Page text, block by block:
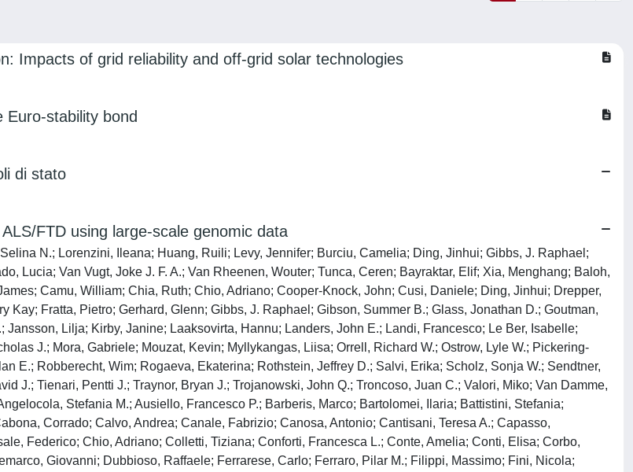
Impacts of grid reliability and off-grid solar technologies
stability bond
di stato
FTD using large-scale genomic data
N.; Lorenzini, Ileana; Huang, Ruili; Levy, Jennifer; Burciu, Camelia; Ding, Jinhui; Gibbs, J. Raphael;
Lucia; Van Vugt, Joke J. F. A.; Van Rheenen, Wouter; Tunca, Ceren; Bayraktar, Elif; Xia, Menghang; Baloh,
Camu, William; Chia, Ruth; Chio, Adriano; Cooper-Knock, John; Cusi, Daniele; Ding, Jinhui; Drepper,
Kay; Fratta, Pietro; Gerhard, Glenn; Gibbs, J. Raphael; Gibson, Summer B.; Glass, Jonathan D.; Goutman,
Lilja; Kirby, Janine; Laaksovirta, Hannu; Landers, John E.; Landi, Francesco; Le Ber, Isabelle;
J.; Mora, Gabriele; Mouzat, Kevin; Myllykangas, Liisa; Orrell, Richard W.; Ostrow, Lyle W.; Pickering-
E.; Robberecht, Wim; Rogaeva, Ekaterina; Rothstein, Jeffrey D.; Salvi, Erika; Scholz, Sonja W.; Sendtner,
J.; Tienari, Pentti J.; Traynor, Bryan J.; Trojanowski, John Q.; Troncoso, Juan C.; Valori, Miko; Van Damme,
Stefania M.; Ausiello, Francesco P.; Barberis, Marco; Bartolomei, Ilaria; Battistini, Stefania;
Corrado; Calvo, Andrea; Canale, Fabrizio; Canosa, Antonio; Cantisani, Teresa A.; Capasso,
Federico; Chio, Adriano; Colletti, Tiziana; Conforti, Francesca L.; Conte, Amelia; Conti, Elisa; Corbo,
Giovanni; Dubbioso, Raffaele; Ferrarese, Carlo; Ferraro, Pilar M.; Filippi, Massimo; Fini, Nicola;